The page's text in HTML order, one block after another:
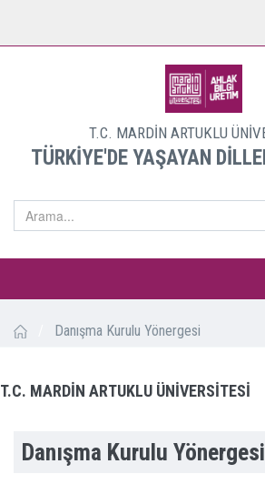
T.C. MARDİN ARTUKLU
TÜRKİYE'DE YAŞAYAN
Danışma Kurulu Yönergesi
T.C. MARDİN ARTUKLU ÜNİVERSİTESİ
Danışma Kurulu Yönergesi